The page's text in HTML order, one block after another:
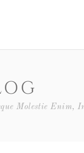
Molestie Enim,